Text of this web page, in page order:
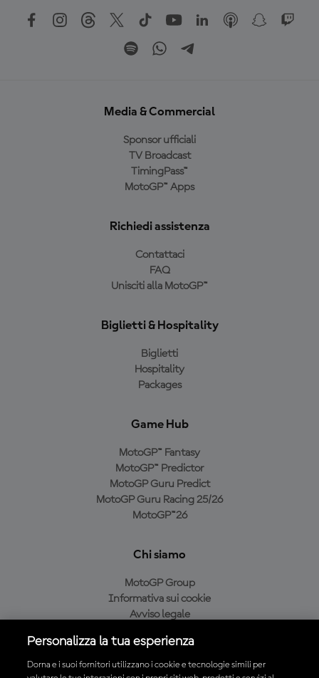
Media & Commercial
Sponsor ufficiali
TV Broadcast
TimingPass™
MotoGP™ Apps
Richiedi assistenza
Contattaci
FAQ
Unisciti alla MotoGP™
Biglietti & Hospitality
Biglietti
Hospitality
Packages
Game Hub
MotoGP™ Fantasy
MotoGP™ Predictor
MotoGP Guru Predict
MotoGP Guru Racing 25/26
MotoGP™26
Chi siamo
MotoGP Group
Informativa sui cookie
Avviso legale
Condizioni di acquisto
Personalizza la tua esperienza
Dorna e i suoi fornitori utilizzano i cookie e tecnologie simili per